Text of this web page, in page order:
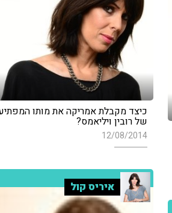
כיצד מקבלת אמריקה את מותו
של רובין ויליאמס?
12/08/2014
איריס קול